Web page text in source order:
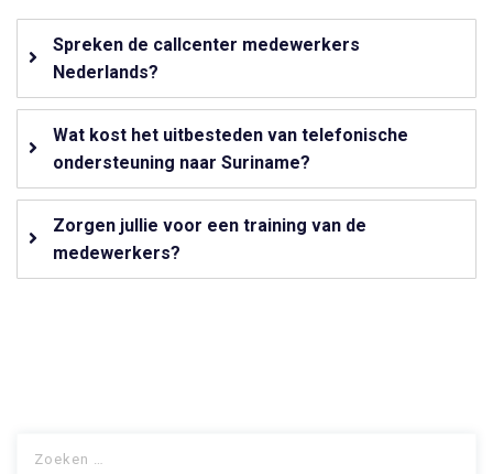
Spreken de callcenter medewerkers
Nederlands?
Wat kost het uitbesteden van telefonische
ondersteuning naar Suriname?
Zorgen jullie voor een training van de
medewerkers?